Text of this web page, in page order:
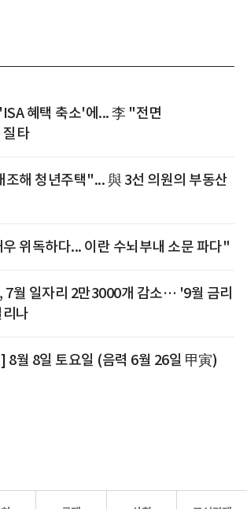
혜택 축소'에... 李 "전면
타
조해 청년주택"... 與 3선 의원의 부동산
위독하다... 이란 수뇌부내 소문 파다"
7월 일자리 2만3000개 감소… '9월 금리
나
8월 8일 토요일 (음력 6월 26일 甲寅)